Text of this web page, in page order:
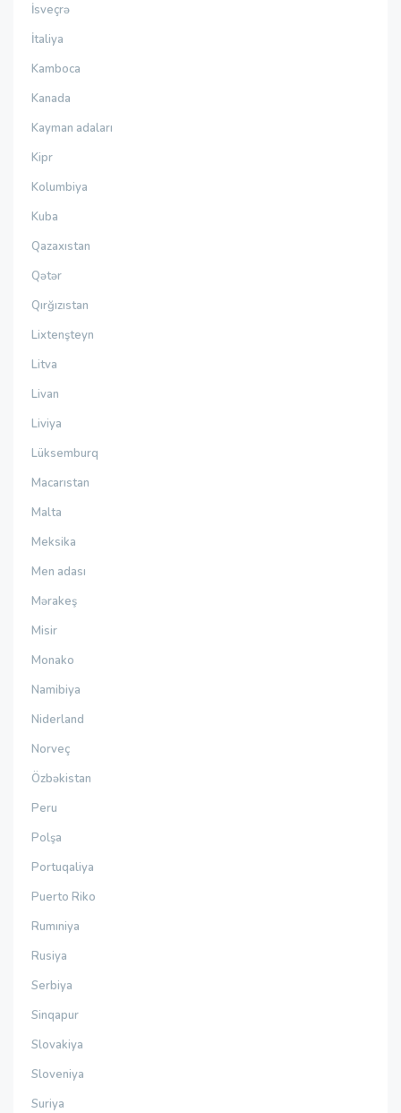
İsveçrə
İtaliya
Kamboca
Kanada
Kayman adaları
Kipr
Kolumbiya
Kuba
Qazaxıstan
Qətər
Qırğızıstan
Lixtenşteyn
Litva
Livan
Liviya
Lüksemburq
Macarıstan
Malta
Meksika
Men adası
Mərakeş
Misir
Monako
Namibiya
Niderland
Norveç
Özbəkistan
Peru
Polşa
Portuqaliya
Puerto Riko
Rumıniya
Rusiya
Serbiya
Sinqapur
Slovakiya
Sloveniya
Suriya